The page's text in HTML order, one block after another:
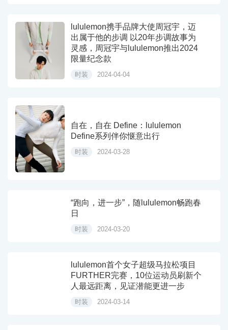
lululemon携手品牌大使周冠宇，迈
出属于他的步调 以20年步调故事为
灵感，周冠宇与lululemon推出2024
限量纪念款
时装 2024-04-04
自在，自在 Define：lululemon
Define系列伴你惬意出行
时装 2024-03-28
“跑向，进一步”，随lululemon畅跑春
日
时装 2024-03-20
lululemon首个女子超级马拉松项目
FURTHER完赛，10位运动员刷新个
人最远距离，见证潜能更进一步
时装 2024-03-14